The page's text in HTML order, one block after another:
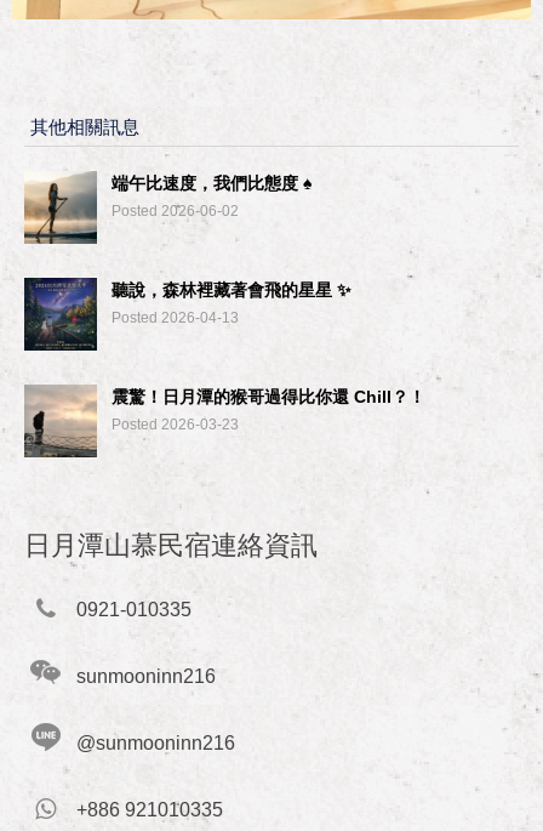
其他相關訊息
端午比速度，我們比態度 ♠︎
Posted 2026-06-02
聽說，森林裡藏著會飛的星星 ✨
Posted 2026-04-13
震驚！日月潭的猴哥過得比你還 Chill？！
Posted 2026-03-23
日月潭山慕民宿連絡資訊
0921-010335
sunmooninn216
@sunmooninn216
+886 921010335